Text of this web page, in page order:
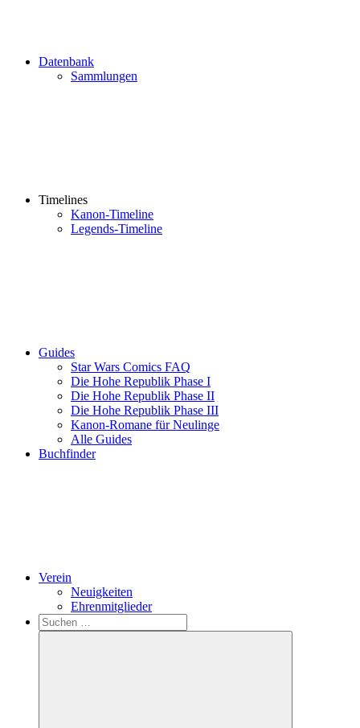
Datenbank
Sammlungen
Timelines
Kanon-Timeline
Legends-Timeline
Guides
Star Wars Comics FAQ
Die Hohe Republik Phase I
Die Hohe Republik Phase II
Die Hohe Republik Phase III
Kanon-Romane für Neulinge
Alle Guides
Buchfinder
Verein
Neuigkeiten
Ehrenmitglieder
Search
Suchen
nach: